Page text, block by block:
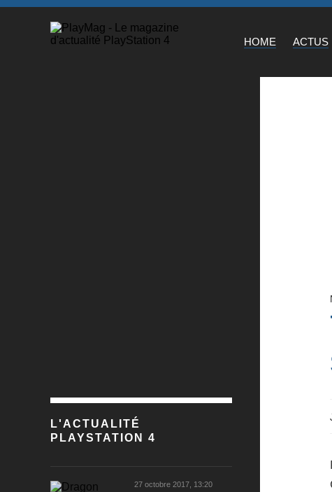
HOME ACTUS
L'ACTUALITÉ
PLAYSTATION 4
27 octobre 2017, 13:20